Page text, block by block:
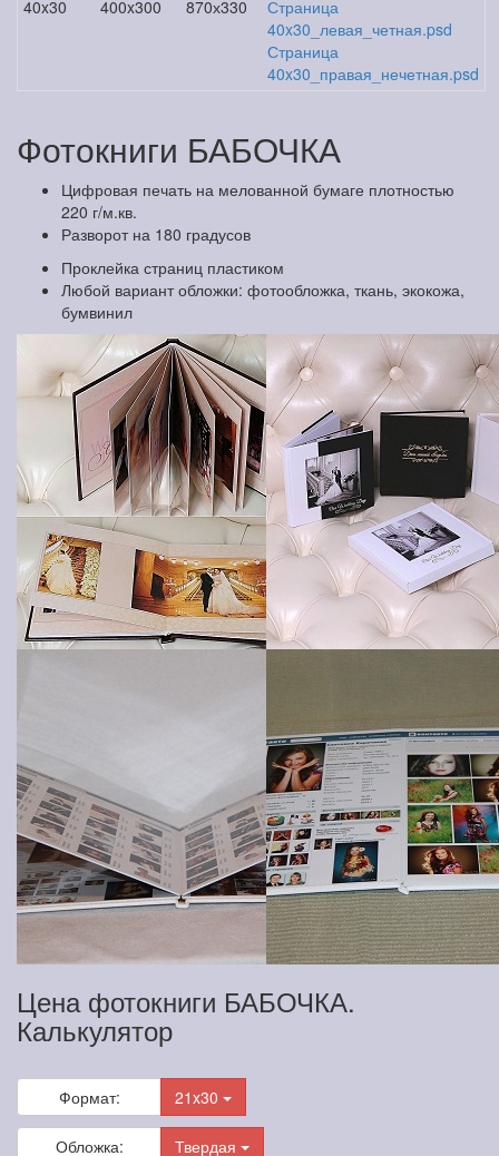
40x30
400x300 870х330
Страница
40x30_левая_четная.psd
Страница
40x30_правая_нечетная.psd
Фотокниги БАБОЧКА
Цифровая печать на мелованной бумаге плотностью
220 г/м.кв.
Разворот на 180 градусов
Проклейка страниц пластиком
Любой вариант обложки: фотообложка, ткань, экокожа,
бумвинил
Цена фотокниги БАБОЧКА.
Калькулятор
Формат: 21x30
Обложка: Твердая